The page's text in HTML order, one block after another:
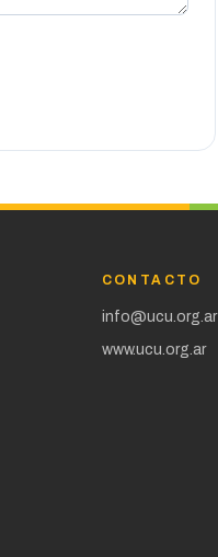
CONTACTO
info@ucu.org.ar
www.ucu.org.ar